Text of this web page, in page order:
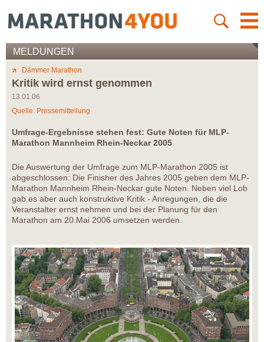
MELDUNGEN
Dämmer Marathon
Kritik wird ernst genommen
13.01.06
Quelle: Pressemitteilung
Umfrage-Ergebnisse stehen fest: Gute Noten für MLP-
Marathon Mannheim Rhein-Neckar 2005
Die Auswertung der Umfrage zum MLP-Marathon 2005 ist
abgeschlossen: Die Finisher des Jahres 2005 geben dem MLP-
Marathon Mannheim Rhein-Neckar gute Noten. Neben viel Lob
gab es aber auch konstruktive Kritik - Anregungen, die die
Veranstalter ernst nehmen und bei der Planung für den
Marathon am 20.Mai 2006 umsetzen werden.